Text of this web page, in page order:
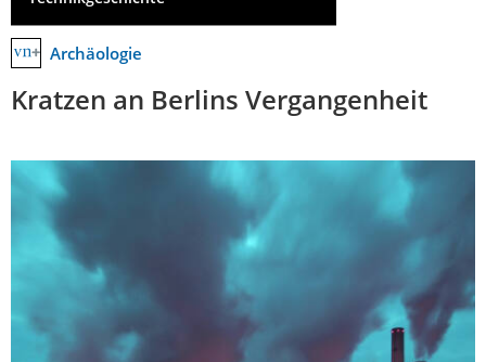
Archäologie
Kratzen an Berlins Vergangenheit